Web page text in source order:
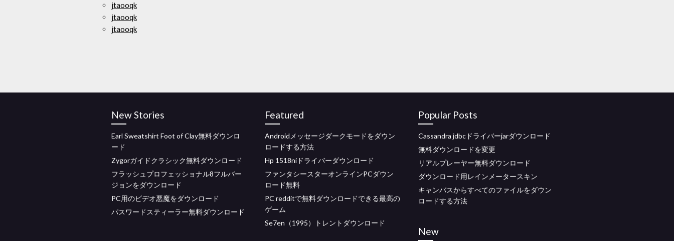
jtaooqk
jtaooqk
jtaooqk
New Stories
Earl Sweatshirt Foot of Clay無料ダウンロ
ード
Zygorガイドクラシック無料ダウンロード
フラッシュプロフェッショナル8フルバー
ジョンをダウンロード
PC用のビデオ悪魔をダウンロード
パスワードスティーラー無料ダウンロード
Featured
Androidメッセージダークモードをダウン
ロードする方法
Hp 1518niドライバーダウンロード
ファンタシースターオンラインPCダウン
ロード無料
PC redditで無料ダウンロードできる最高の
ゲーム
Se7en（1995）トレントダウンロード
Popular Posts
Cassandra jdbcドライバーjarダウンロード
無料ダウンロードを変更
リアルプレーヤー無料ダウンロード
ダウンロード用レインメータースキン
キャンバスからすべてのファイルをダウン
ロードする方法
New